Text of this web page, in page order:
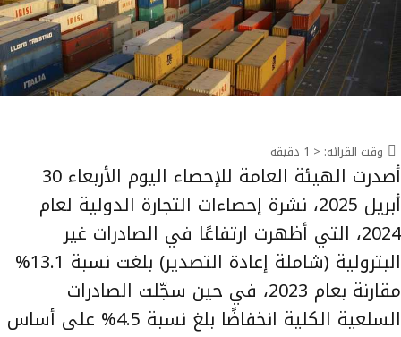
وقت القرائه: < 1 دقيقة
أصدرت الهيئة العامة للإحصاء اليوم الأربعاء 30
أبريل 2025، نشرة إحصاءات التجارة الدولية لعام
2024، التي أظهرت ارتفاعًا في الصادرات غير
البترولية (شاملة إعادة التصدير) بلغت نسبة 13.1%
مقارنة بعام 2023، في حين سجّلت الصادرات
السلعية الكلية انخفاضًا بلغ نسبة 4.5% على أساس